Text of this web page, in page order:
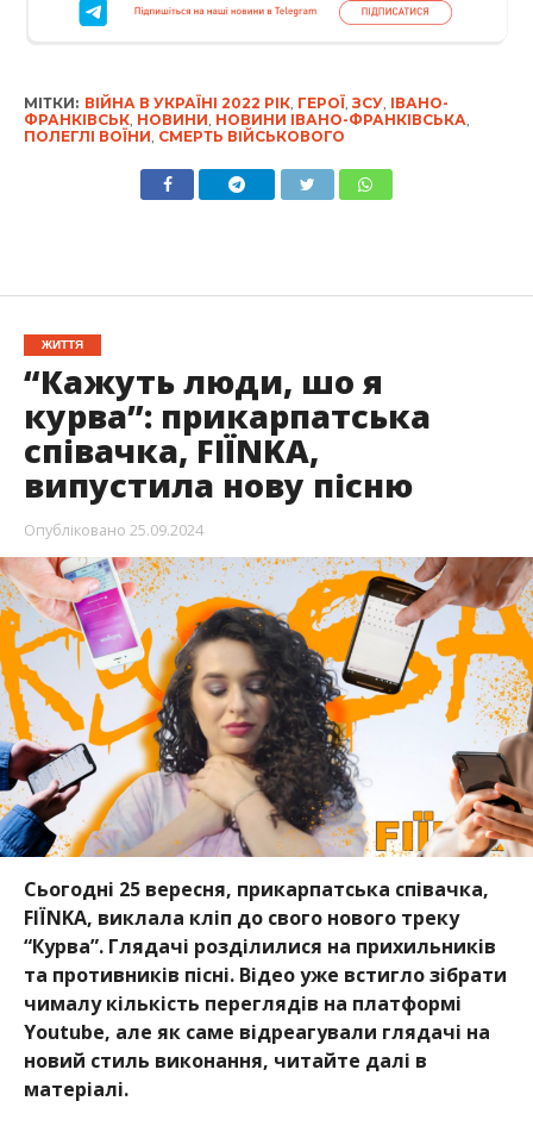
МІТКИ: ВІЙНА В УКРАЇНІ 2022 РІК, ГЕРОЇ, ЗСУ, ІВАНО-
ФРАНКІВСЬК, НОВИНИ НОВИНИ ІВАНО-ФРАНКІВСЬКА
ПОЛЕГЛІ ВОЇНИ СМЕРТЬ ВІЙСЬКОВОГО
ЖИТТЯ
“Кажуть люди, шо я
курва”: прикарпатська
співачка, FIЇNKA,
випустила нову пісню
Опубліковано 25.09.2024
Сьогодні 25 вересня, прикарпатська співачка,
FIЇNKA, виклала кліп до свого нового треку
“Курва”. Глядачі розділилися на прихильників
та противників пісні. Відео уже встигло зібрати
чималу кількість переглядів на платформі
Youtube, але як саме відреагували глядачі на
новий стиль виконання, читайте далі в
матеріалі.